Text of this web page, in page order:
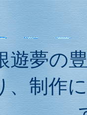
遊夢の
、制作